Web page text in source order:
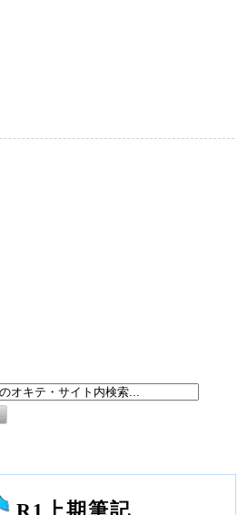
R1上期筆記